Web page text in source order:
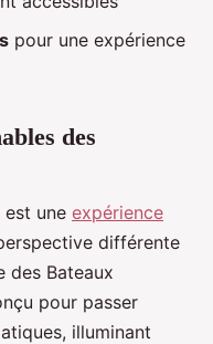
pour une expérience
des
une expérience
différente
des Bateaux
pour passer
illuminant